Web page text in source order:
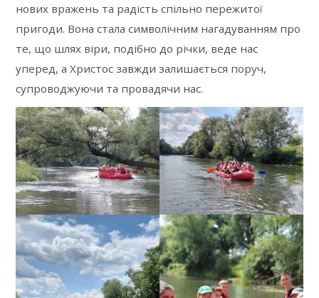
нових вражень та радість спільно пережитої
пригоди. Вона стала символічним нагадуванням про
те, що шлях віри, подібно до річки, веде нас
уперед, а Христос завжди залишається поруч,
супроводжуючи та провадячи нас.